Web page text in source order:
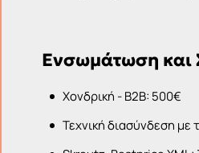
Ενσωμάτωση και
Χονδρική - B2B: 500€
Τεχνική διασύνδεση